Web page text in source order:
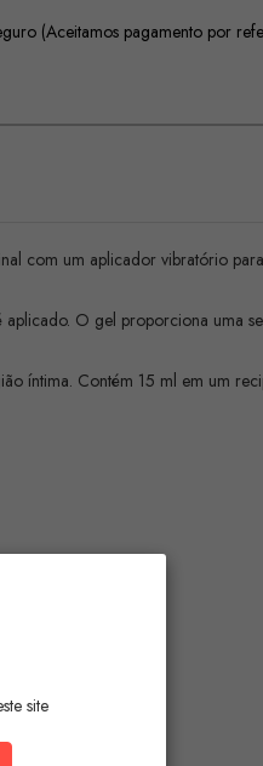
(Aceitamos pagamento por
com um aplicador vibratório
O gel proporciona uma
íntima. Contém 15 ml em um
site